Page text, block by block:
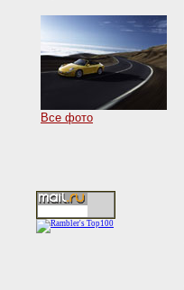
Все фото